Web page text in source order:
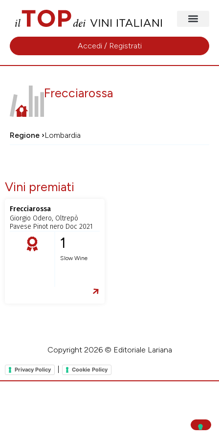
Accedi / Registrati
Frecciarossa
Regione ›Lombardia
Vini premiati
Frecciarossa
Giorgio Odero, Oltrepò
Pavese Pinot nero Doc 2021
1
Slow Wine
Copyright 2026 © Editoriale Lariana
Privacy Policy Cookie Policy